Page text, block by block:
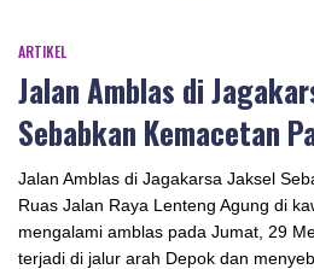
ARTIKEL
Jalan Amblas di
Sebabkan Kemacetan
Jalan Amblas di Jagakarsa Jaksel
Ruas Jalan Raya Lenteng Agung di
mengalami amblas pada Jumat, 29
terjadi di jalur arah Depok dan